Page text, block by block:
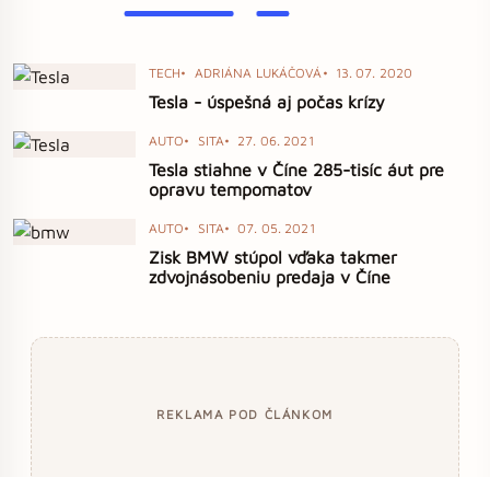
TECH ADRIÁNA LUKÁČOVÁ 13. 07. 2020
Tesla - úspešná aj počas krízy
AUTO SITA 27. 06. 2021
Tesla stiahne v Číne 285-tisíc áut pre
opravu tempomatov
AUTO SITA 07. 05. 2021
Zisk BMW stúpol vďaka takmer
zdvojnásobeniu predaja v Číne
REKLAMA POD ČLÁNKOM